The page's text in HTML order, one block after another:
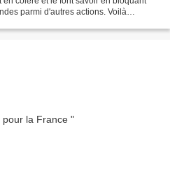
parmi d'autres actions. Voilà